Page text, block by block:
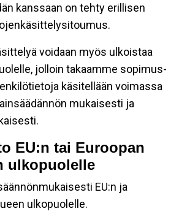
kanssaan on tehty erillisen
voidaan myös ulkoistaa
jolloin takaamme sopimus-
käsitellään voimassa
mukaisesti ja
EU:n tai Euroopan
ulkopuolelle
EU:n ja
ulkopuolelle.